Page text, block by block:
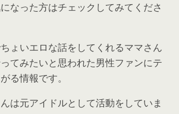
なった方はチェックしてみてくださ
ょいエロな話をしてくれるママさん
てみたいと思われた男性ファンにテ
る情報です。
は元アイドルとして活動をしていま